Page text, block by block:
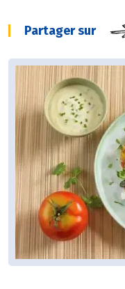
Partager sur